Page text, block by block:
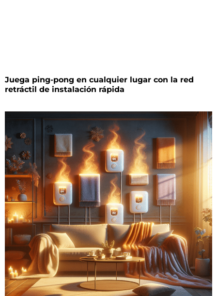
Juega ping-pong en cualquier lugar con la red
retráctil de instalación rápida